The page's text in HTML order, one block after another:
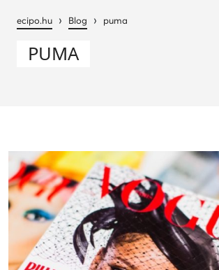
ecipo.hu › Blog › puma
PUMA